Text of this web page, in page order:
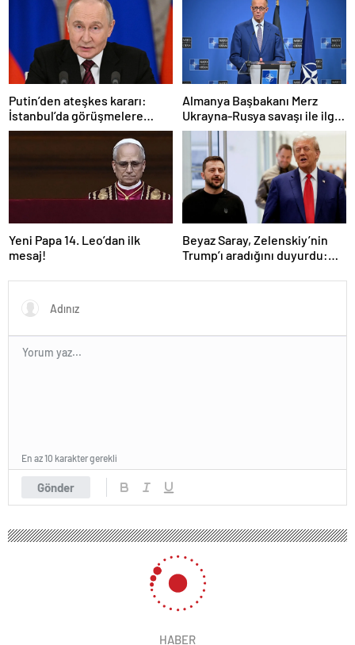
Putin’den ateşkes kararı:
İstanbul’da görüşmelere
başlamayı öneriyoruz
Almanya Başbakanı Merz
Ukrayna-Rusya savaşı ile ilgili
konuştu: “Top Moskova’nın
sahasında”
Yeni Papa 14. Leo’dan ilk
mesaj!
Beyaz Saray, Zelenskiy’nin
Trump’ı aradığını duyurdu:
oldu”
Gönder
En az 10 karakter gerekli
HABER